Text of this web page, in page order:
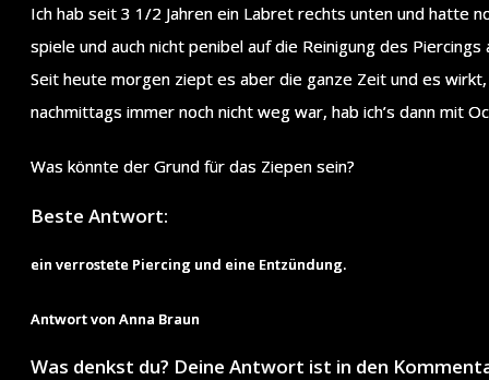
Ich hab seit 3 1/2 Jahren ein Labret rechts unten und hatte
spiele und auch nicht penibel auf die Reinigung des Piercings
Seit heute morgen ziept es aber die ganze Zeit und es
nachmittags immer noch nicht weg war, hab ich’s dann mit
Was könnte der Grund für das Ziepen sein?
Beste Antwort:
ein verrostete Piercing und eine Entzündung.
Antwort von Anna Braun
Was denkst du? Deine Antwort ist in den